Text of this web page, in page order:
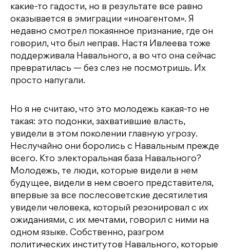
какие-то гадости, но в результате все равно
оказывается в эмиграции «иноагентом». Я
недавно смотрел покаянное признание, где он
говорил, что был неправ. Настя Ивлеева тоже
поддерживала Навального, а во что она сейчас
превратилась — без слез не посмотришь. Их
просто напугали.
Но я не считаю, что это молодежь какая-то не
такая: это подонки, захватившие власть,
увидели в этом поколении главную угрозу.
Неслучайно они боролись с Навальным прежде
всего. Кто электоральная база Навального?
Молодежь, те люди, которые видели в нем
будущее, видели в нем своего представителя,
впервые за все послесоветские десятилетия
увидели человека, который резонировал с их
ожиданиями, с их мечтами, говорил с ними на
одном языке. Собственно, разгром
политических институтов Навального, которые